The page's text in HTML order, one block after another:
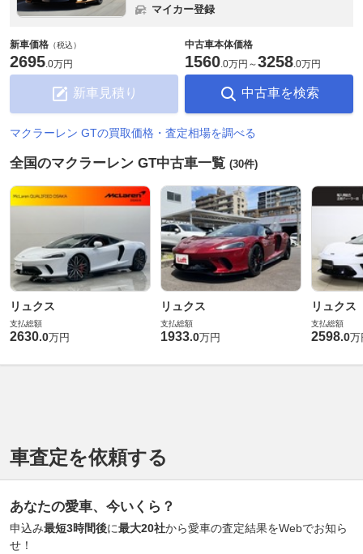
マイカー登録
新車価格 （税込）
2695.0万円
新車見積り
中古車本体価格
1560.0万円 ～3258.0万円
中古車を検索
マクラーレン GTの買取価格・査定相場を調べる
全国のマクラーレン GT中古車一覧 (30件)
リュクス
支払総額
2630.0万円
リュクス
支払総額
1933.0万円
リュクス
支払総額
2598.0万
車査定を依頼する
あなたの愛車、今いくら？
申込み最短3時間後に最大20社から愛車の査定結果をWebでお知ら
せ！